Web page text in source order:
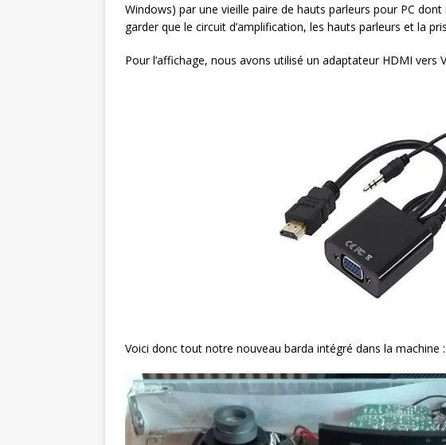
Windows) par une vieille paire de hauts parleurs pour PC
garder que le circuit d’amplification, les hauts parleurs et la
Pour l’affichage, nous avons utilisé un adaptateur HDMI vers
Voici donc tout notre nouveau barda intégré dans la machine :